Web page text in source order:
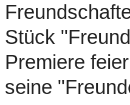
Stück
Premiere
seine